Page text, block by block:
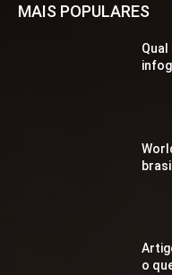
MAIS POPULARES
o